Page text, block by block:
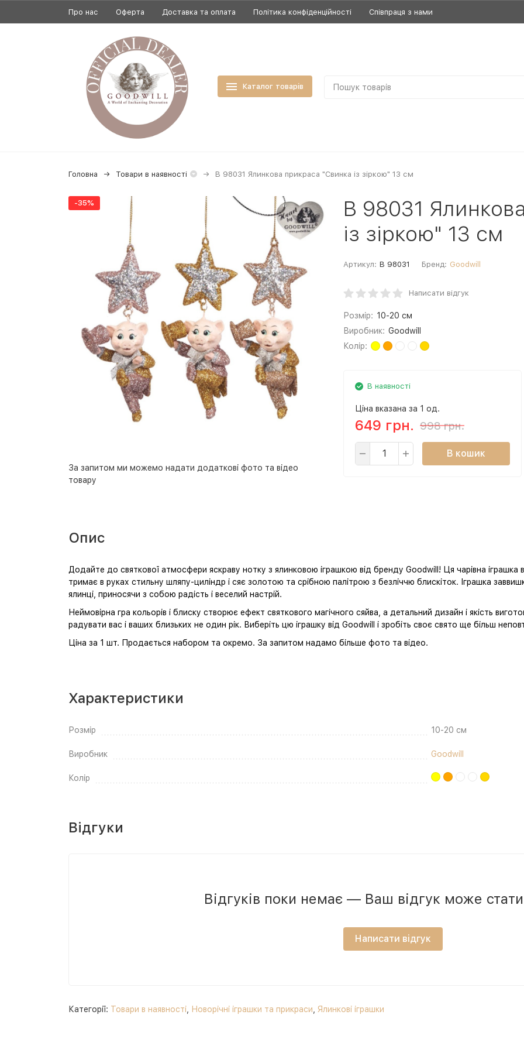
Про нас Оферта Доставка та оплата Політика конфіденційності Співпраця з нами
Каталог товарів
Головна Товари в наявності B 98031 Ялинкова прикраса "Свинка із зіркою" 13 см
-35%
За запитом ми можемо надати додаткові фото та відео
товару
B 98031
із зіркою" 13 см
Артикул: B 98031 Бренд: Goodwill
Написати відгук
Розмір: 10-20 см
Виробник: Goodwill
Колір:
В наявності
Ціна вказана за 1 од.
649 грн. 998 грн.
В кошик
Опис
Додайте до святкової атмосфери яскраву нотку з ялинковою іграшкою від бренду Goodwill! Ця чарівна іграшка
тримає в руках стильну шляпу-циліндр і сяє золотою та срібною палітрою з безліччю блискіток. Іграшка
ялинці, приносячи з собою радість і веселий настрій.
Неймовірна гра кольорів і блиску створює ефект святкового магічного сяйва, а детальний дизайн і якість
радувати вас і ваших близьких не один рік. Виберіть цю іграшку від Goodwill і зробіть своє свято ще більш
Ціна за 1 шт. Продається набором та окремо. За запитом надамо більше фото та відео.
Характеристики
Розмір 10-20 см
Виробник Goodwill
Колір
Відгуки
Відгуків поки немає — Ваш відгук може
Написати відгук
Категорії: Товари в наявності Новорічні іграшки та прикраси Ялинкові іграшки